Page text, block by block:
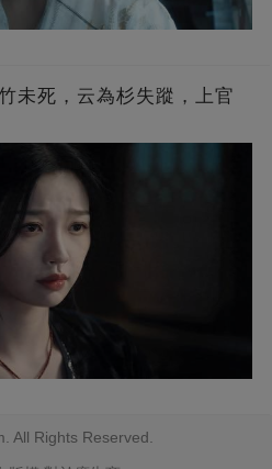
未死，云為杉失蹤，上官
All Rights Reserved.